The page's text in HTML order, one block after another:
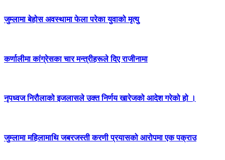
जुम्लामा बेहोस अवस्थामा फेला परेका युवाको मृत्यु
कर्णालीमा कांग्रेसका चार मन्त्रीहरूले दिए राजीनामा
नृपध्वज निरौलाको इजलासले उक्त निर्णय खारेजको आदेश गरेको हो ।
जुम्लामा महिलामाथि जबरजस्ती करणी प्रयासको आरोपमा एक पक्राउ